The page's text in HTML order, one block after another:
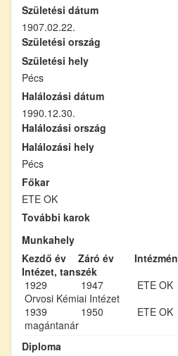
Születési dátum
1907.02.22.
Születési ország
Születési hely
Pécs
Halálozási dátum
1990.12.30.
Halálozási ország
Halálozási hely
Pécs
Főkar
ETE OK
További karok
Munkahely
Kezdő év
Záró év
Intézet, tanszék
1929
1947
ETE OK
Orvosi Kémiai Intézet
1939
1950
ETE OK
magántanár
Diploma